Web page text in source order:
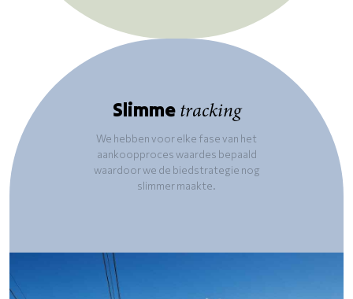
Slimmetracking
We hebben voor elke fase van het
aankoopproces waardes bepaald
waardoor we de biedstrategie nog
slimmer maakte.